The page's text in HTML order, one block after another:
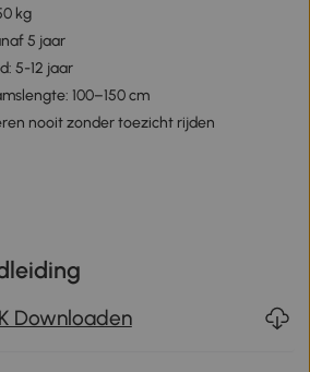
kg
5 jaar
5-12 jaar
100–150 cm
nooit zonder toezicht rijden
Downloaden